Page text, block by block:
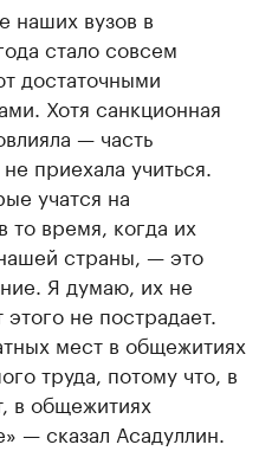
наших вузов в
стало совсем
достаточными
Хотя санкционная
— часть
приехала учиться.
учатся на
то время, когда их
страны, — это
Я думаю, их не
не пострадает.
мест в общежитиях
труда, потому что, в
в общежитиях
— сказал Асадуллин.